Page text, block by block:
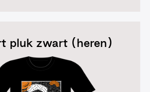
pluk zwart (heren)